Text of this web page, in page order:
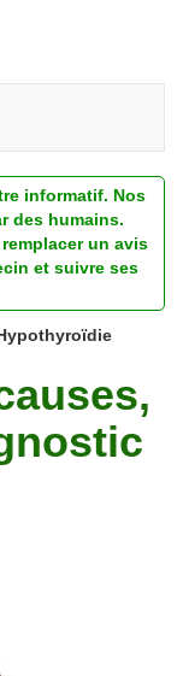
informatif. Nos
des humains.
un avis
et suivre ses